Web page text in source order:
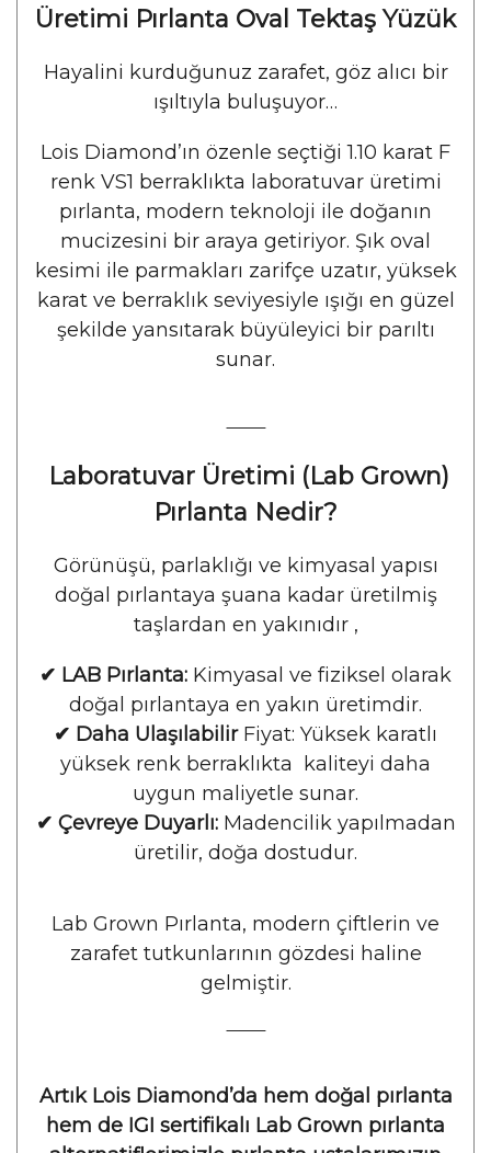
Üretimi Pırlanta Oval Tektaş Yüzük
Hayalini kurduğunuz zarafet, göz alıcı bir
ışıltıyla buluşuyor…
Lois Diamond’ın özenle seçtiği 1.10 karat F
renk VS1 berraklıkta laboratuvar üretimi
pırlanta, modern teknoloji ile doğanın
mucizesini bir araya getiriyor. Şık oval
kesimi ile parmakları zarifçe uzatır, yüksek
karat ve berraklık seviyesiyle ışığı en güzel
şekilde yansıtarak büyüleyici bir parıltı
sunar.
⸻
Laboratuvar Üretimi (Lab Grown)
Pırlanta Nedir?
Görünüşü, parlaklığı ve kimyasal yapısı
doğal pırlantaya şuana kadar üretilmiş
taşlardan en yakınıdır ,
✔ LAB Pırlanta: Kimyasal ve fiziksel olarak
doğal pırlantaya en yakın üretimdir.
✔ Daha UlaşılabilirFiyat: Yüksek karatlı
yüksek renk berraklıkta kaliteyi daha
uygun maliyetle sunar.
✔ Çevreye Duyarlı:Madencilik yapılmadan
üretilir, doğa dostudur.
Lab Grown Pırlanta, modern çiftlerin ve
zarafet tutkunlarının gözdesi haline
gelmiştir.
⸻
Artık Lois Diamond’da hem doğal pırlanta
hem de IGI sertifikalı Lab Grown pırlanta